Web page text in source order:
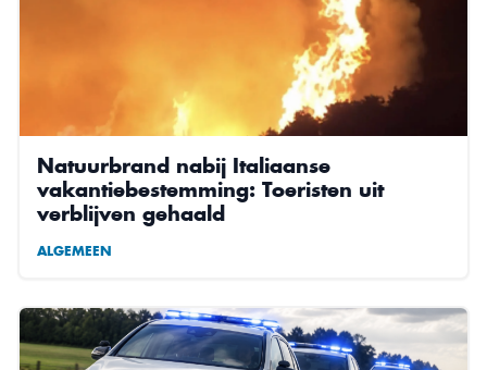
Natuurbrand nabij Italiaanse
vakantiebestemming: Toeristen uit
verblijven gehaald
ALGEMEEN